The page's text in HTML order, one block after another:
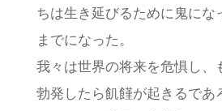
ちは生き延びるために鬼にな
までになった。
我々は世界の将来を危惧し、
勃発したら飢饉が起きるであ